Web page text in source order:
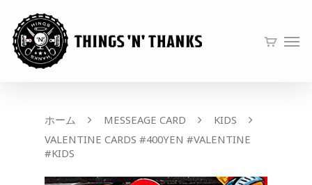
ホーム MESSEAGE CARD
KIDS
VALENTINE CARDS #400YEN #VALENTINE
#KIDS